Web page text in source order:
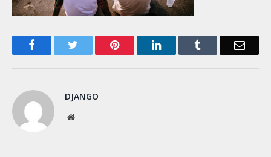
Facebook Pinterest LinkedIn Email
DJANGO
Website